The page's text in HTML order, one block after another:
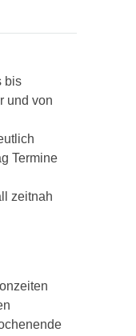
bis
und von
Termine
zeitnah